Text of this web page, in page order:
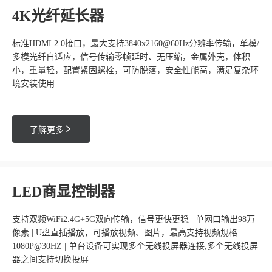
4K光纤延长器
标准HDMI 2.0接口，最大支持3840x2160@60Hz分辨率传输，单模/
多模光纤自适应，信号传输零帧延时、无压缩，金属外壳，体积
小，重量轻，配置紧固螺栓，可防脱落，安全性能高，满足复杂环
境安装使用
了解更多 
LED商显控制器
支持双频WiFi2.4G+5G双向传输，信号更快更稳 | 单网口输出98万
像素 | U盘直插播放，可播放视频、图片，最高支持视频规格
1080P@30HZ | 单台设备可实现多个无线投屏器连接;多个无线投屏
器之间支持切换投屏